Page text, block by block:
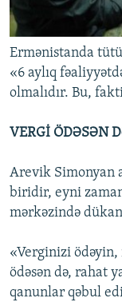
Ermənistanda
«6 aylıq
olmalıdır. Bu,
VERGİ ÖDƏSƏN
Arevik Simonyan
biridir, eyni
mərkəzində
«Verginizi
ödəsən də, rahat
qanunlar qəbul